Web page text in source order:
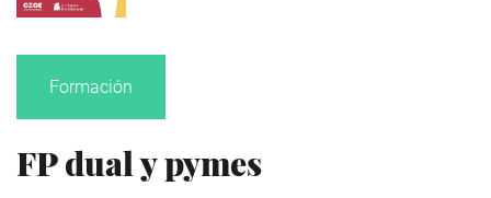
Formación
FP dual y pymes